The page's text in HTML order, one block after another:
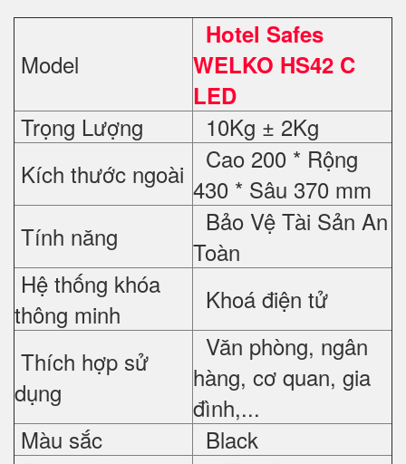
Model
Hotel Safes
WELKO HS42 C
LED
Trọng Lượng
10Kg ± 2Kg
Kích thước ngoài
Cao 200 * Rộng
430 * Sâu 370 mm
Tính năng
Bảo Vệ Tài Sản An
Toàn
Hệ thống khóa
thông minh
Khoá điện tử
Thích hợp sử
dụng
Văn phòng, ngân
hàng, cơ quan, gia
đình,...
Màu sắc
Black